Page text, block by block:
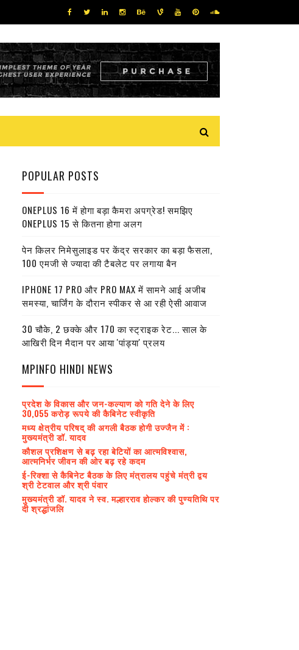
POPULAR POSTS
ONEPLUS 16 में होगा बड़ा कैमरा अपग्रेड! समझिए
ONEPLUS 15 से कितना होगा अलग
पेन किलर निमेसुलाइड पर केंद्र सरकार का बड़ा फैसला,
100 एमजी से ज्यादा की टैबलेट पर लगाया बैन
IPHONE 17 PRO और PRO MAX में सामने आई अजीब
समस्या, चार्जिंग के दौरान स्पीकर से आ रही ऐसी आवाज
30 चौके, 2 छक्के और 170 का स्ट्राइक रेट... साल के
आखिरी दिन मैदान पर आया 'पांड्या' प्रलय
MPINFO HINDI NEWS
प्रदेश के विकास और जन-कल्याण को गति देने के लिए
30,055 करोड़ रूपये की कैबिनेट स्वीकृति
मध्य क्षेत्रीय परिषद् की अगली बैठक होगी उज्जैन में :
मुख्यमंत्री डॉ. यादव
कौशल प्रशिक्षण से बढ़ रहा बेटियों का आत्मविश्वास,
आत्मनिर्भर जीवन की ओर बढ़ रहे कदम
ई-रिक्शा से कैबिनेट बैठक के लिए मंत्रालय पहुंचे मंत्री द्वय
श्री टेटवाल और श्री पंवार
मुख्यमंत्री डॉ. यादव ने स्व. मल्हारराव होल्कर की पुण्यतिथि पर
दी श्रद्धांजलि